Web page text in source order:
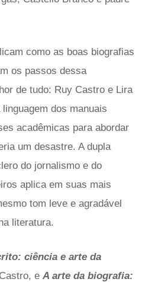
como as boas biografias
os passos dessa
de tudo: Ruy Castro e Lira
dos manuais
acadêmicas para abordar
um desastre. A dupla
do jornalismo e do
aplica em suas mais
tom leve e agradável
literatura.
ciência e arte da
e A arte da biografia: